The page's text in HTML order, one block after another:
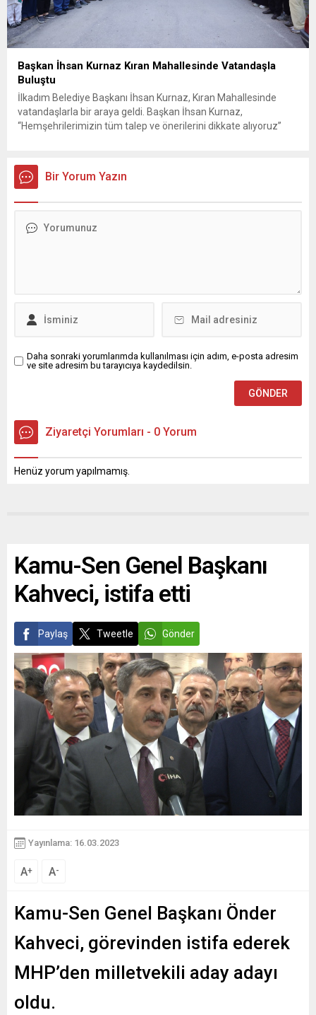
Başkan İhsan Kurnaz Kıran Mahallesinde Vatandaşla
Buluştu
İlkadım Belediye Başkanı İhsan Kurnaz, Kıran Mahallesinde
vatandaşlarla bir araya geldi. Başkan İhsan Kurnaz,
“Hemşehrilerimizin tüm talep ve önerilerini dikkate alıyoruz”
sohbet eden, onların talep ve önerileri dinleyen Başkan İhsan
Kurnaz, gelen taleplerin çözümü için...
Bir Yorum Yazın
Daha sonraki yorumlarımda kullanılması için adım, e-posta adresim
ve site adresim bu tarayıcıya kaydedilsin.
Ziyaretçi Yorumları - 0 Yorum
Henüz yorum yapılmamış.
Kamu-Sen Genel Başkanı
Kahveci, istifa etti
Paylaş Tweetle Gönder
Yayınlama: 16.03.2023
A+ A-
Kamu-Sen Genel Başkanı Önder
Kahveci, görevinden istifa ederek
MHP’den milletvekili aday adayı
oldu.